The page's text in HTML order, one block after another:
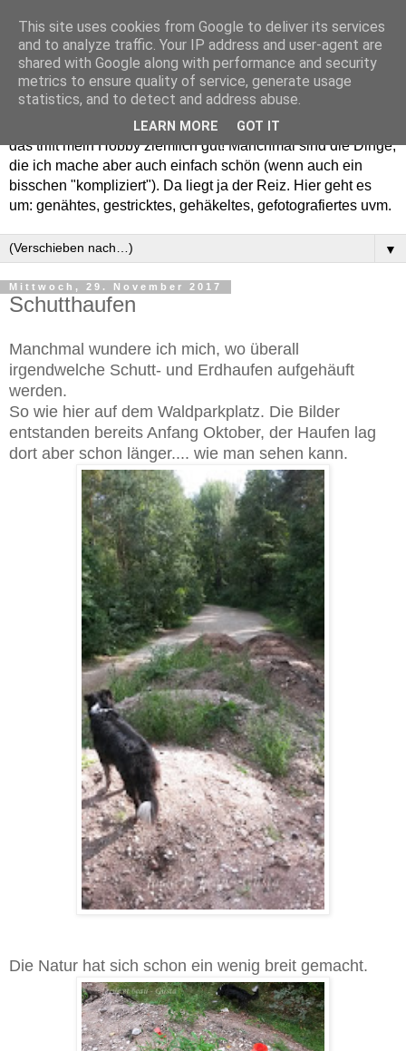
Willkommen in meinem "Wohnzimmer". Einfach und schön -
das trifft mein Hobby ziemlich gut! Manchmal sind die Dinge,
die ich mache aber auch einfach schön (wenn auch ein
bisschen "kompliziert"). Da liegt ja der Reiz. Hier geht es
um: genähtes, gestricktes, gehäkeltes, gefotografiertes uvm.
▼
Mittwoch, 29. November 2017
Schutthaufen
Manchmal wundere ich mich, wo überall
irgendwelche Schutt- und Erdhaufen aufgehäuft
werden.
So wie hier auf dem Waldparkplatz. Die Bilder
entstanden bereits Anfang Oktober, der Haufen lag
dort aber schon länger.... wie man sehen kann.
Die Natur hat sich schon ein wenig breit gemacht.
This site uses cookies from Google to deliver its services
and to analyze traffic. Your IP address and user-agent are
shared with Google along with performance and security
metrics to ensure quality of service, generate usage
statistics, and to detect and address abuse.
LEARN MORE GOT IT